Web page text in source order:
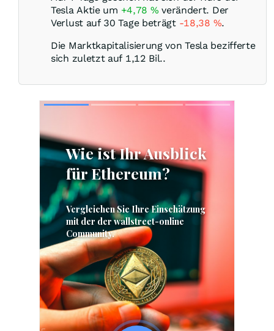
Tesla Aktie um +4,78 % verändert. Der
Verlust auf 30 Tage beträgt -18,38 %.
Die Marktkapitalisierung von Tesla bezifferte
sich zuletzt auf 1,12 Bil..